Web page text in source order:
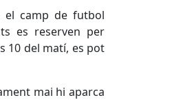
el camp de futbol
es reserven per
10 del matí, es pot
mai hi aparca